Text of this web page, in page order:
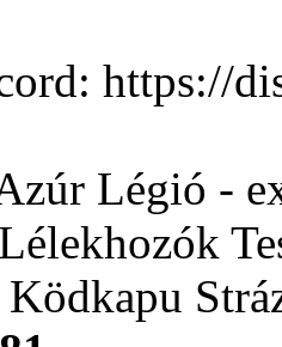
https://
Légió -